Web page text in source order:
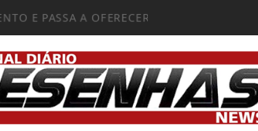
E PASSA A OFERECER...